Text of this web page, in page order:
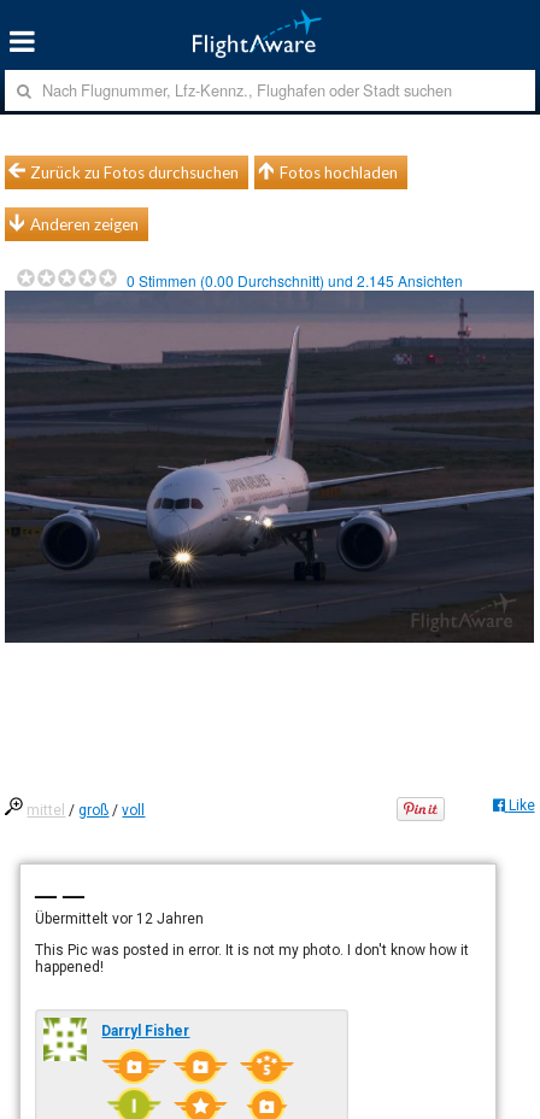
Zurück zu Fotos durchsuchen Fotos hochladen
Anderen zeigen
0 Stimmen (0.00 Durchschnitt) und2.145 Ansichten
mittel /groß /voll Like
— —
Übermitteltvor 12 Jahren
This Pic was posted in error. It is not my photo. I don't know how it
happened!
Darryl Fisher